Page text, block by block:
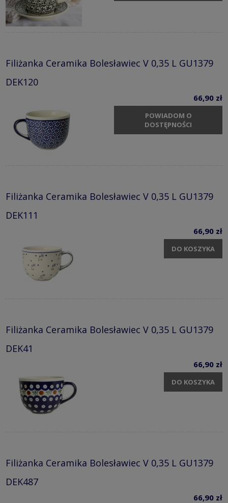
Filiżanka Ceramika Bolesławiec V 0,35 L GU1379
DEK120
66,90 zł
POWIADOM O
DOSTĘPNOŚCI
Filiżanka Ceramika Bolesławiec V 0,35 L GU1379
DEK111
66,90 zł
DO KOSZYKA
Filiżanka Ceramika Bolesławiec V 0,35 L GU1379
DEK41
66,90 zł
DO KOSZYKA
Filiżanka Ceramika Bolesławiec V 0,35 L GU1379
DEK487
66,90 zł